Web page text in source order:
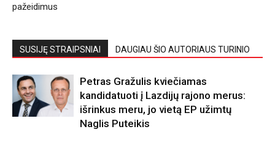
pažeidimus
SUSIJĘ STRAIPSNIAI DAUGIAU ŠIO AUTORIAUS TURINIO
Petras Gražulis kviečiamas
kandidatuoti į Lazdijų rajono merus:
išrinkus meru, jo vietą EP užimtų
Naglis Puteikis